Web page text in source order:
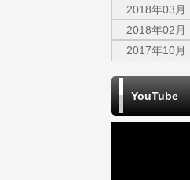
2018年03月
2018年02月
2017年10月
YouTube